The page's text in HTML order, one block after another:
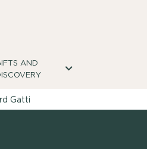
AND
Gatti